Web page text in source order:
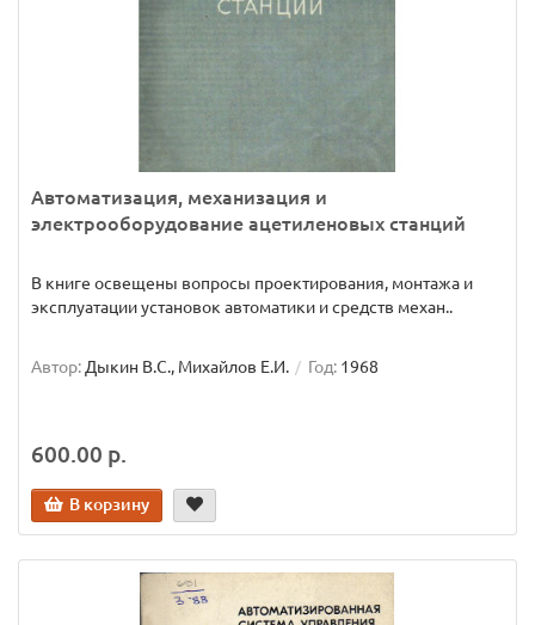
Автоматизация, механизация и
электрооборудование ацетиленовых станций
В книге освещены вопросы проектирования, монтажа и
эксплуатации установок автоматики и средств механ..
Автор: Дыкин В.С., Михайлов Е.И. Год: 1968
600.00 р.
В корзину